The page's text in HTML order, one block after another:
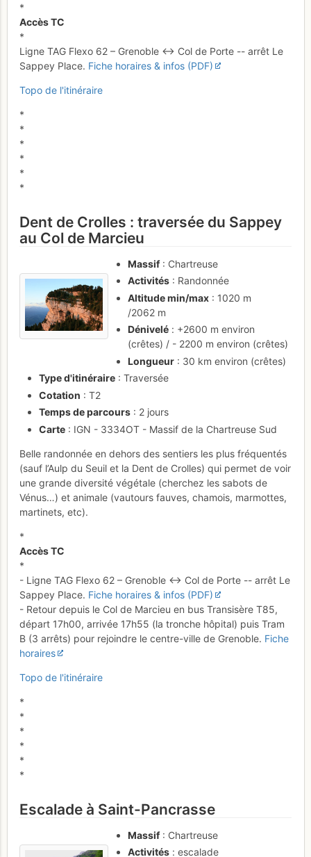
*
Accès TC
*
Ligne TAG Flexo 62 – Grenoble ↔ Col de Porte -- arrêt Le
Sappey Place. Fiche horaires & infos (PDF)
Topo de l'itinéraire
*
*
*
*
*
*
Dent de Crolles : traversée du Sappey
au Col de Marcieu
Massif: Chartreuse
Activités : Randonnée
Altitude min/max : 1020 m
/2062 m
Dénivelé : +2600 m environ
(crêtes) / - 2200 m environ (crêtes)
Longueur : 30 km environ (crêtes)
Type d'itinéraire : Traversée
Cotation : T2
Temps de parcours : 2 jours
Carte : IGN - 3334OT - Massif de la Chartreuse Sud
Belle randonnée en dehors des sentiers les plus fréquentés
(sauf l’Aulp du Seuil et la Dent de Crolles) qui permet de voir
une grande diversité végétale (cherchez les sabots de
Vénus…) et animale (vautours fauves, chamois, marmottes,
martinets, etc).
*
Accès TC
*
- Ligne TAG Flexo 62 – Grenoble ↔ Col de Porte -- arrêt Le
Sappey Place. Fiche horaires & infos (PDF)
- Retour depuis le Col de Marcieu en bus Transisère T85,
départ 17h00, arrivée 17h55 (la tronche hôpital) puis Tram
B (3 arrêts) pour rejoindre le centre-ville de Grenoble. Fiche
horaires
Topo de l'itinéraire
*
*
*
*
*
*
Escalade à Saint-Pancrasse
Massif: Chartreuse
Activités : escalade